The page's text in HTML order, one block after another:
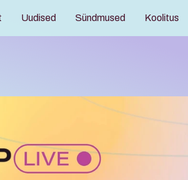
Uudised Sündmused Koolitus